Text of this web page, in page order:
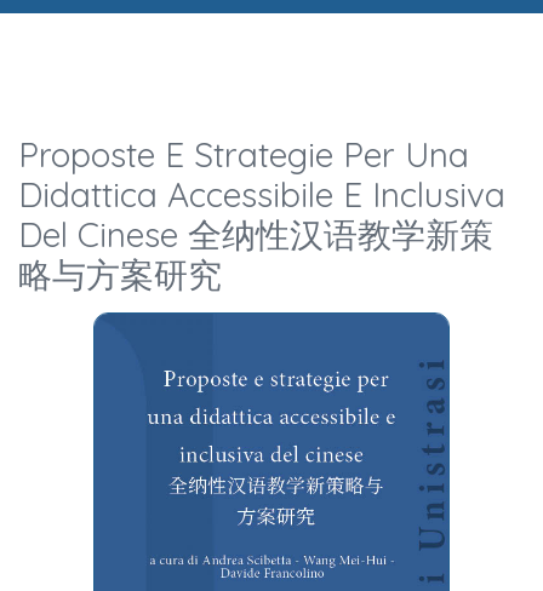
Proposte E Strategie Per Una
Didattica Accessibile E Inclusiva
Del Cinese 全纳性汉语教学新策
略与方案研究